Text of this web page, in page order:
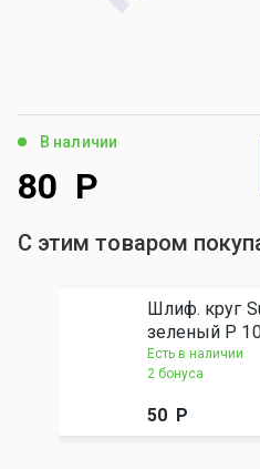
В наличии
80 Р
С этим товаром
Шлиф. круг Sunmight
зеленый Р
Есть в наличии
2 бонуса
50 Р